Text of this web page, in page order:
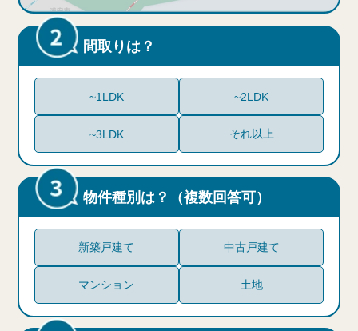
間取りは？
~1LDK ~2LDK
~3LDK それ以上
物件種別は？（複数回答可）
新築戸建て 中古戸建て
マンション 土地